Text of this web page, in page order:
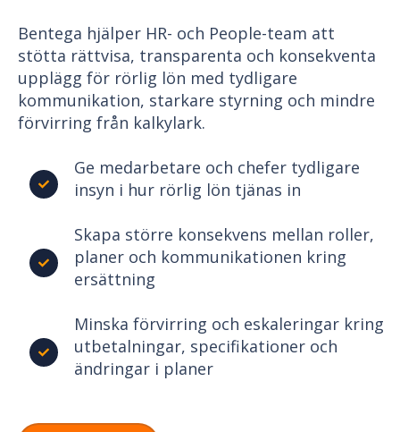
Bentega hjälper HR- och People-team att
stötta rättvisa, transparenta och konsekventa
upplägg för rörlig lön med tydligare
kommunikation, starkare styrning och mindre
förvirring från kalkylark.
Ge medarbetare och chefer tydligare
insyn i hur rörlig lön tjänas in
Skapa större konsekvens mellan roller,
planer och kommunikationen kring
ersättning
Minska förvirring och eskaleringar kring
utbetalningar, specifikationer och
ändringar i planer